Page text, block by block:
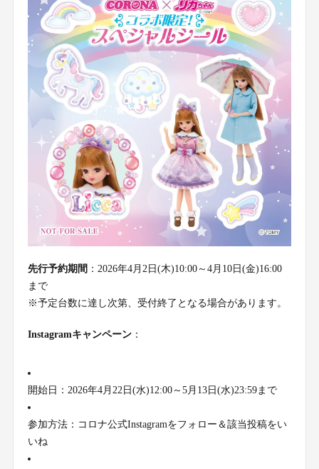
先行予約期間 ：2026年4月2日(木)10:00～4月10日(金)16:00
まで
※予定台数に達し次第、受付終了となる場合があります。
Instagramキャンペーン：
開始日：2026年4月22日(水)12:00～5月13日(水)23:59まで
参加方法：コロナ公式Instagramをフォロー＆該当投稿をい
いね